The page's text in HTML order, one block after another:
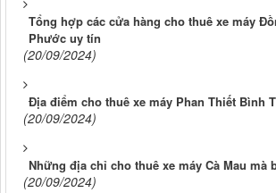
Tổng hợp các cửa hàng cho thuê xe máy
Phước uy tín
(20/09/2024)
Địa điểm cho thuê xe máy Phan Thiết Bình
(20/09/2024)
Những địa chỉ cho thuê xe máy Cà Mau mà
(20/09/2024)